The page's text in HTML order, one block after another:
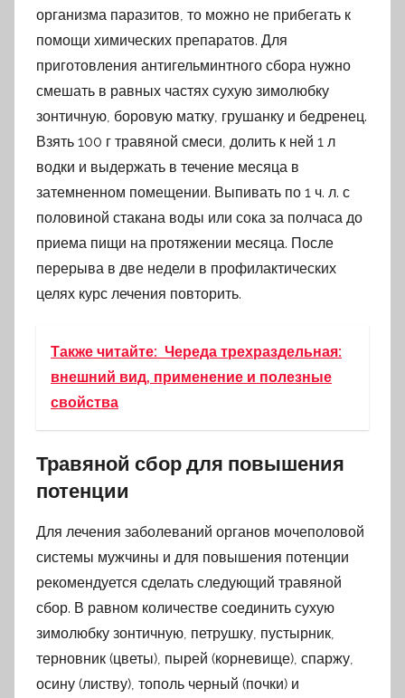
организма паразитов, то можно не прибегать к
помощи химических препаратов. Для
приготовления антигельминтного сбора нужно
смешать в равных частях сухую зимолюбку
зонтичную, боровую матку, грушанку и бедренец.
Взять 100 г травяной смеси, долить к ней 1 л
водки и выдержать в течение месяца в
затемненном помещении. Выпивать по 1 ч. л. с
половиной стакана воды или сока за полчаса до
приема пищи на протяжении месяца. После
перерыва в две недели в профилактических
целях курс лечения повторить.
Также читайте: Череда трехраздельная:
внешний вид, применение и полезные
свойства
Травяной сбор для повышения
потенции
Для лечения заболеваний органов мочеполовой
системы мужчины и для повышения потенции
рекомендуется сделать следующий травяной
сбор. В равном количестве соединить сухую
зимолюбку зонтичную, петрушку, пустырник,
терновник (цветы), пырей (корневище), спаржу,
осину (листву), тополь черный (почки) и